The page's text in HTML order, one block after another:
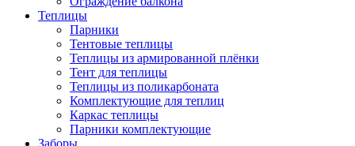
Теплицы
Парники
Тентовые теплицы
Теплицы из армированной плёнки
Тент для теплицы
Теплицы из поликарбоната
Комплектующие для теплиц
Каркас теплицы
Парники комплектующие
Заборы